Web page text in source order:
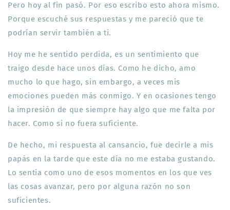
Pero hoy al fin pasó. Por eso escribo esto ahora mismo.
Porque escuché sus respuestas y me pareció que te
podrían servir también a ti.
Hoy me he sentido perdida, es un sentimiento que
traigo desde hace unos días. Como he dicho, amo
mucho lo que hago, sin embargo, a veces mis
emociones pueden más conmigo. Y en ocasiones tengo
la impresión de que siempre hay algo que me falta por
hacer. Como si no fuera suficiente.
De hecho, mi respuesta al cansancio, fue decirle a mis
papás en la tarde que este día no me estaba gustando.
Lo sentía como uno de esos momentos en los que ves
las cosas avanzar, pero por alguna razón no son
suficientes.